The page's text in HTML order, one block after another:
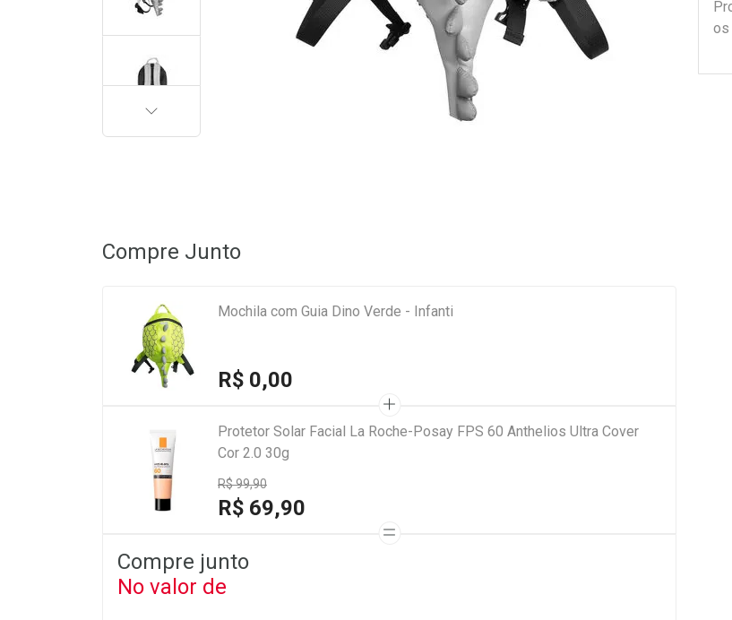
os
PRÓXIMA
Compre Junto
Mochila com Guia Dino Verde - Infanti
R$ 0,00
Protetor Solar Facial La Roche-Posay FPS 60 Anthelios Ultra Cover
Cor 2.0 30g
R$ 99,90
R$ 69,90
Compre junto
No valor de